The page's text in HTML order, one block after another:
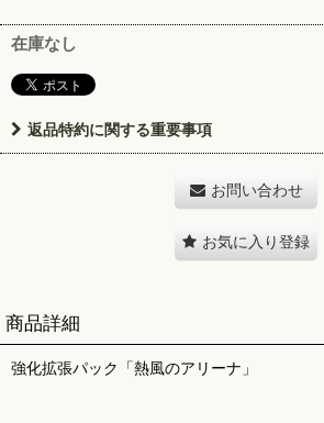
在庫なし
返品特約に関する重要事項
お問い合わせ
お気に入り登録
商品詳細
強化拡張パック「熱風のアリーナ」